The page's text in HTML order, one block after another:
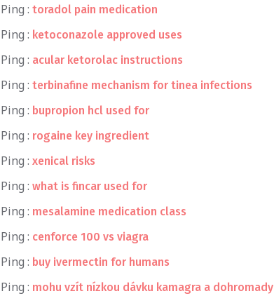
Ping :toradol pain medication
Ping : ketoconazole approved uses
Ping : acular ketorolac instructions
Ping :terbinafine mechanism for tinea infections
Ping : bupropion hcl used for
Ping : rogaine key ingredient
Ping :xenical risks
Ping :what is fincar used for
Ping : mesalamine medication class
Ping : cenforce 100 vs viagra
Ping : buy ivermectin for humans
Ping : mohu vzít nízkou dávku kamagra a dohromady